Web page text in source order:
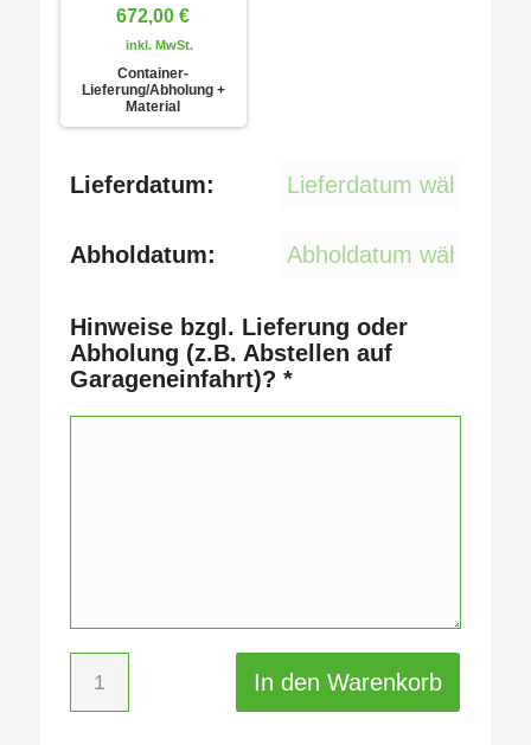
672,00€
inkl. MwSt.
Container-
Lieferung/Abholung +
Material
Lieferdatum:
Abholdatum:
Hinweise bzgl. Lieferung oder
Abholung (z.B. Abstellen auf
Garageneinfahrt)? *
In den Warenkorb